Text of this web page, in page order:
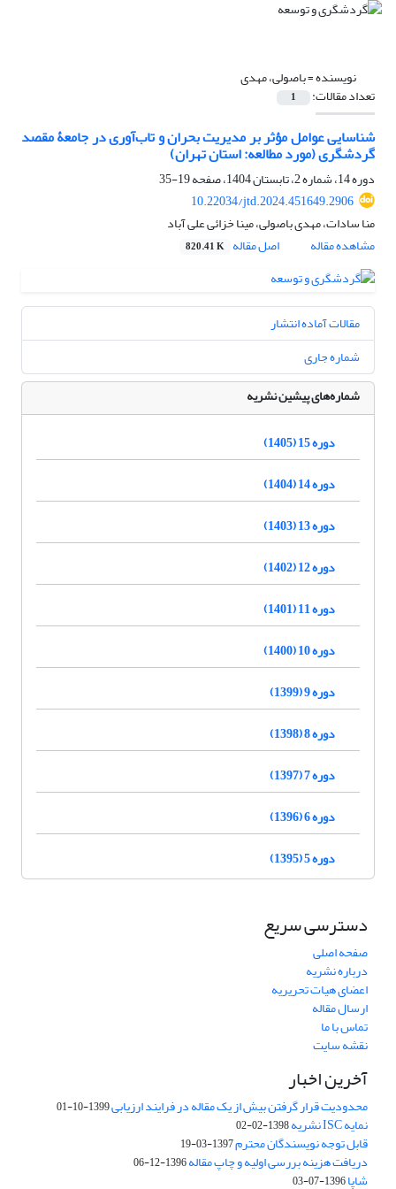
نویسنده =باصولی، مهدی
تعداد مقالات: 1
شناسایی عوامل مؤثر بر مدیریت بحران و تاب‌آوری در جامعۀ مقصد
گردشگری (مورد مطالعه: استان تهران)
دوره 14، شماره 2، تابستان 1404، صفحه
19-35
10.22034/jtd.2024.451649.2906
منا سادات، مهدی باصولی، مینا خزائی علی آباد
مشاهده مقاله
اصل مقاله 820.41 K
مقالات آماده انتشار
شماره جاری
شماره‌های پیشین نشریه
دوره 15 (1405)
دوره 14 (1404)
دوره 13 (1403)
دوره 12 (1402)
دوره 11 (1401)
دوره 10 (1400)
دوره 9 (1399)
دوره 8 (1398)
دوره 7 (1397)
دوره 6 (1396)
دوره 5 (1395)
دسترسی سریع
صفحه اصلی
درباره نشریه
اعضای هیات تحریریه
ارسال مقاله
تماس با ما
نقشه سایت
آخرین اخبار
محدودیت قرار گرفتن بیش از یک مقاله در فرایند ارزیابی1399-10-01
نمایه ISC نشریه 1398-02-02
قابل توجه نویسندگان محترم1397-03-19
دریافت هزینه بررسی اولیه و چاپ مقاله1396-12-06
شاپا1396-07-03